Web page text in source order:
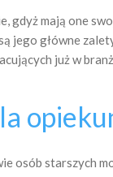
gdyż mają one
jego główne
już w
osób starszych